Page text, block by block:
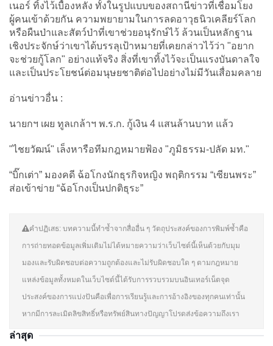
เนอร์ ทิ้งไว้เบื้องหลัง ทั้งในรูปแบบของสถานีข่าวที่เชื่อมโยง
ผู้คนเข้าด้วยกัน ความพยายามในการลดอาวุธนิวเคลียร์โลก
หรือผืนป่าและสัตว์ป่าที่เขาช่วยอนุรักษ์ไว้ ล้วนเป็นหลักฐาน
เชิงประจักษ์ว่าเขาได้บรรลุเป้าหมายที่เคยกล่าวไว้ว่า "อยาก
จะช่วยกู้โลก" อย่างแท้จริง สิ่งที่เขาทิ้งไว้จะเป็นแรงบันดาลใจ
และเป็นประโยชน์ต่อมนุษยชาติต่อไปอย่างไม่มีวันเสื่อมคลาย
อ่านข่าวอื่น :
นายกฯ เผย ทูลเกล้าฯ พ.ร.ก. กู้เงิน 4 แสนล้านบาท แล้ว
"ไชยวัฒน์" เล็งหารือทีมกฎหมายฟ้อง "ภูมิธรรม-ปลัด มท."
“บิ๊กเต่า” มองคดี ฉ้อโกงนักธุรกิจหญิง พฤติกรรม “เซียนพระ”
ส่อเข้าข่าย “ฉ้อโกงเป็นปกติธุระ”
คำปฏิเสธ: บทความนี้ทำซ้ำจากสื่ออื่น ๆ วัตถุประสงค์ของการพิมพ์ซ้ำคือ
การถ่ายทอดข้อมูลเพิ่มเติมไม่ได้หมายความว่าเว็บไซต์นี้เห็นด้วยกับมุม
มองและรับผิดชอบต่อความถูกต้องและไม่รับผิดชอบใด ๆ ตามกฎหมาย
แหล่งข้อมูลทั้งหมดในเว็บไซต์นี้ได้รับการรวบรวมบนอินเทอร์เน็ตจุด
ประสงค์ของการแบ่งปันคือเพื่อการเรียนรู้และการอ้างอิงของทุกคนเท่านั้น
หากมีการละเมิดลิขสิทธิ์หรือทรัพย์สินทางปัญญาโปรดส่งข้อความถึงเรา
ล่าสุด